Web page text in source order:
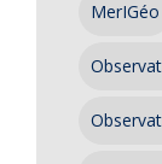
MerIGéo